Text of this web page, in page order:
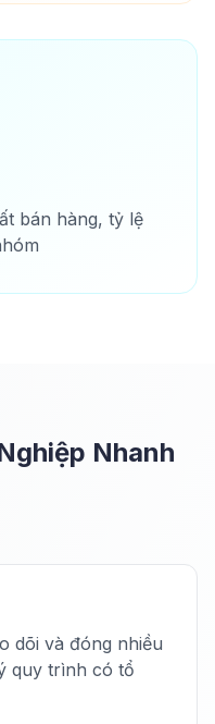
bán hàng, tỷ lệ
Nhanh
dõi và đóng nhiều
quy trình có tổ